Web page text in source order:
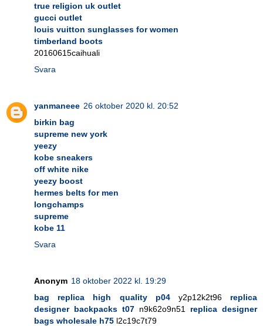
true religion uk outlet
gucci outlet
louis vuitton sunglasses for women
timberland boots
20160615caihuali
Svara
yanmaneee 26 oktober 2020 kl. 20:52
birkin bag
supreme new york
yeezy
kobe sneakers
off white nike
yeezy boost
hermes belts for men
longchamps
supreme
kobe 11
Svara
Anonym 18 oktober 2022 kl. 19:29
bag replica high quality p04y2p12k2t96 replica
designer backpacks t07 n9k62o9n51 replica designer
bags wholesale h75 l2c19c7t79